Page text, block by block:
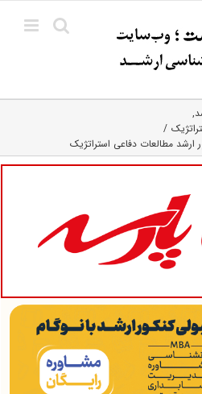
ارشد مطالعات دفاعی استراتژیک